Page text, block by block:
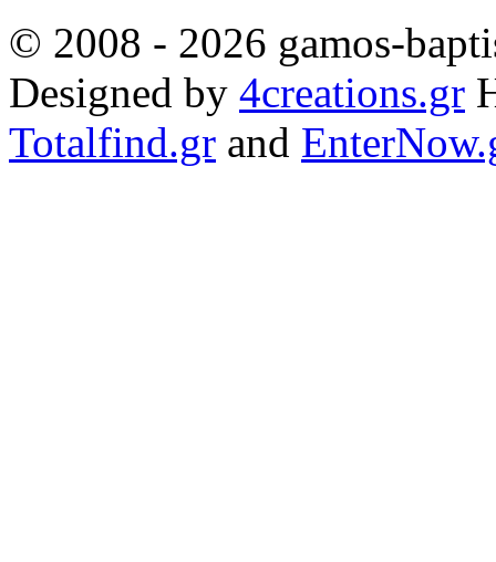
© 2008 - 2026 gamos-
Designed by 4creations.gr
Totalfind.gr and